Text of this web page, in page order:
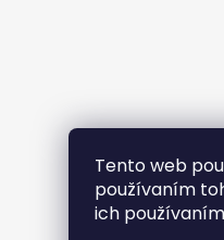
Tento web
používaním
ich